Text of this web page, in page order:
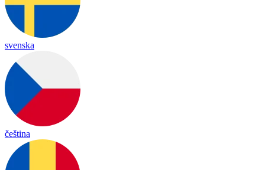
svenska
čeština